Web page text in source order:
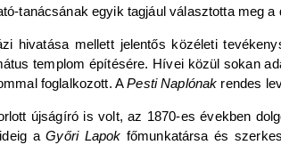
tanácsának egyik tagjául választotta meg a
hivatása mellett jelentős közéleti
templom építésére. Hívei közül sokan
foglalkozott. APesti Naplónak rendes
újságíró is volt, az 1870-es években
aGyőri Lapok főmunkatársa és